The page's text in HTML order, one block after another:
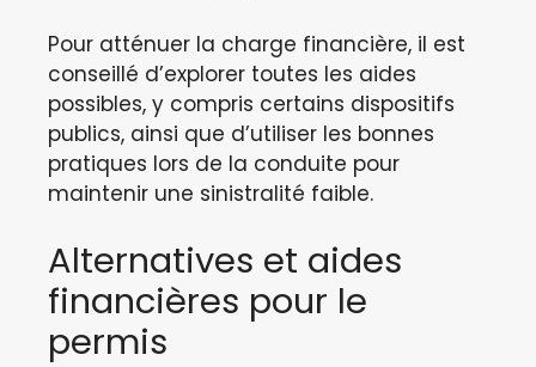
Pour atténuer la charge financière, il est
conseillé d’explorer toutes les aides
possibles, y compris certains dispositifs
publics, ainsi que d’utiliser les bonnes
pratiques lors de la conduite pour
maintenir une sinistralité faible.
Alternatives et aides
financières pour le
permis